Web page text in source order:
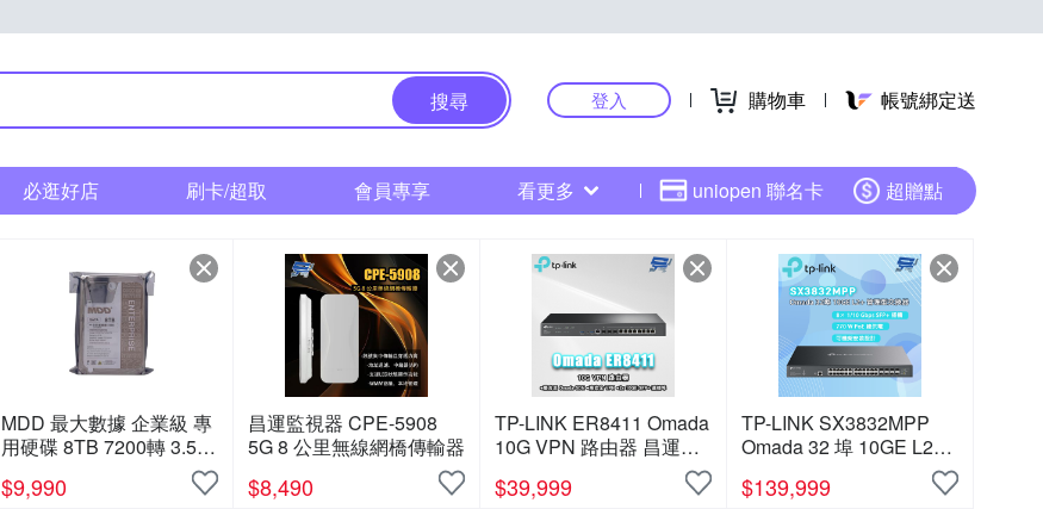
搜尋 登入 購物車 帳號綁定送
必逛好店 刷卡/超取 會員專享 看更多 uniopen 聯名卡 超贈點
MDD 最大數據 企業級 專
用硬碟 8TB 7200轉 3.5吋
SATA 256MB緩存 4年保
固 MDD8TSATA25672E
$9,990
昌運監視器 CPE-5908
5G 8 公里無線網橋傳輸器
$8,490
TP-LINK ER8411 Omada
10G VPN 路由器 昌運監
$39,999
TP-LINK SX3832MPP
Omada 32 埠 10GE L2+
管理型交換器 (含 24 埠
PoE++) 昌運監視器
$139,999